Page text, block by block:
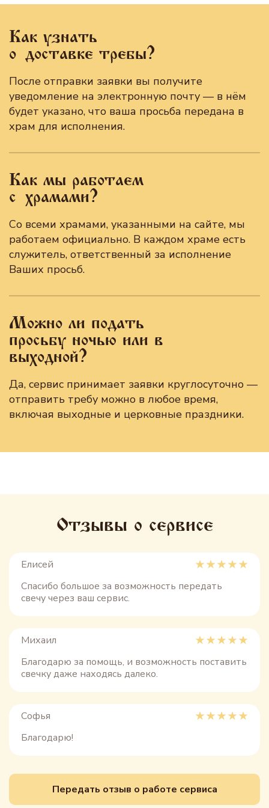
Как узнать
о доставке требы?
После отправки заявки вы получите
уведомление на электронную почту — в нём
будет указано, что ваша просьба передана в
храм для исполнения.
Как мы работаем
с храмами?
Со всеми храмами, указанными на сайте, мы
работаем официально. В каждом храме есть
служитель, ответственный за исполнение
Ваших просьб.
Можно ли подать
просьбу ночью или в
выходной?
Да, сервис принимает заявки круглосуточно —
отправить требу можно в любое время,
включая выходные и церковные праздники.
Отзывы о сервисе
Елисей
Спасибо большое за возможность передать
свечу через ваш сервис.
Михаил
Благодарю за помощь, и возможность поставить
свечку даже находясь далеко.
Софья
Благодарю!
Передать отзыв о работе сервиса